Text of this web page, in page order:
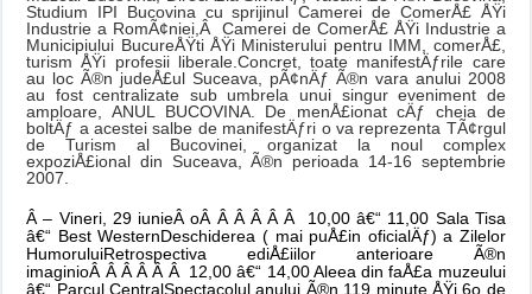
Studium IPI Bucovina cu sprijinul Camerei de ComerÅ£ ÅŸi
Industrie a RomÃ¢niei,Â Camerei de ComerÅ£ ÅŸi Industrie a
Municipiului BucureÅŸti ÅŸi Ministerului pentru IMM, comerÅ£,
turism ÅŸi profesii liberale.Concret, toate manifestÄƒrile care
au loc Ã®n judeÅ£ul Suceava, pÃ¢nÄƒ Ã®n vara anului 2008
au fost centralizate sub umbrela unui singur eveniment de
amploare, ANUL BUCOVINA. De menÅ£ionat cÄƒ cheia de
boltÄƒ a acestei salbe de manifestÄƒri o va reprezenta TÃ¢rgul
de Turism al Bucovinei, organizat la noul complex
expoziÅ£ional din Suceava, Ã®n perioada 14-16 septembrie
2007.
Â– Vineri, 29 iunieÂoÂ Â Â Â Â Â 10,00 â€“ 11,00 Sala Tisa
â€“ Best WesternDeschiderea ( mai puÅ£in oficialÄƒ) a Zilelor
HumoruluiRetrospectiva ediÅ£iilor anterioare Ã®n
imaginioÂ Â Â Â Â Â 12,00 â€“ 14,00 Aleea din faÅ£a muzeului
â€“ Parcul CentralSpectacolul anului Ã®n 119 minute ÅŸi 6o de